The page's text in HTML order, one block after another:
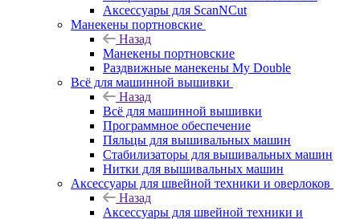
Аксессуары для ScanNCut
Манекены портновские
Назад
Манекены портновские
Раздвижные манекены My Double
Всё для машинной вышивки
Назад
Всё для машинной вышивки
Программное обеспечение
Пяльцы для вышивальных машин
Стабилизаторы для вышивальных машин
Нитки для вышивальных машин
Аксессуары для швейной техники и оверлоков
Назад
Аксессуары для швейной техники и